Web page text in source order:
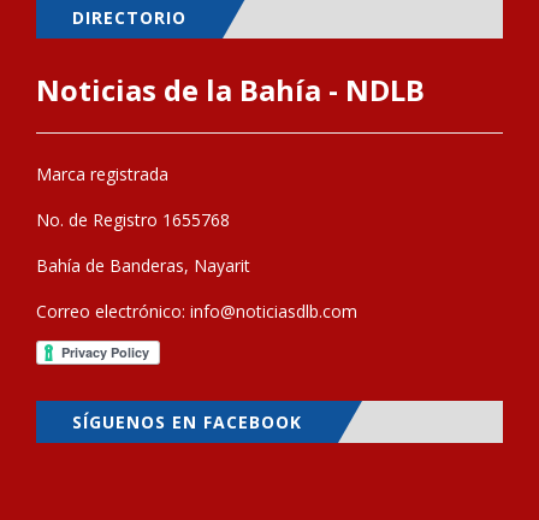
DIRECTORIO
Noticias de la Bahía - NDLB
Marca registrada
No. de Registro 1655768
Bahía de Banderas, Nayarit
Correo electrónico: info@noticiasdlb.com
SÍGUENOS EN FACEBOOK